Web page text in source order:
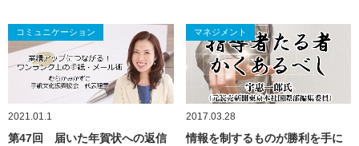
コミュニケーション
2021.01.1
第47回 届いた年賀状への返信
マネジメント
2017.03.28
情報を制するものが勝利を手に